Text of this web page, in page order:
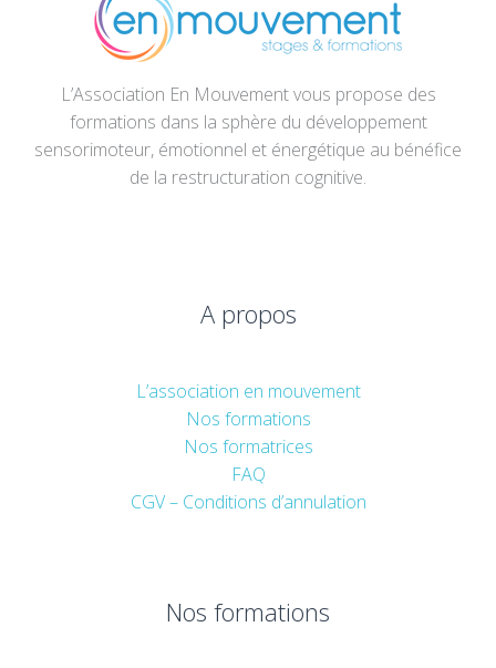
L’Association En Mouvement vous propose des
formations dans la sphère du développement
sensorimoteur, émotionnel et énergétique au bénéfice
de la restructuration cognitive.
A propos
L’association en mouvement
Nos formations
Nos formatrices
FAQ
CGV – Conditions d’annulation
Nos formations